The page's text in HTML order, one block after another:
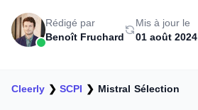
Rédigé par
Benoît Fruchard
Mis à jour le
01 août 2024
Cleerly ❯SCPI ❯ Mistral Sélection